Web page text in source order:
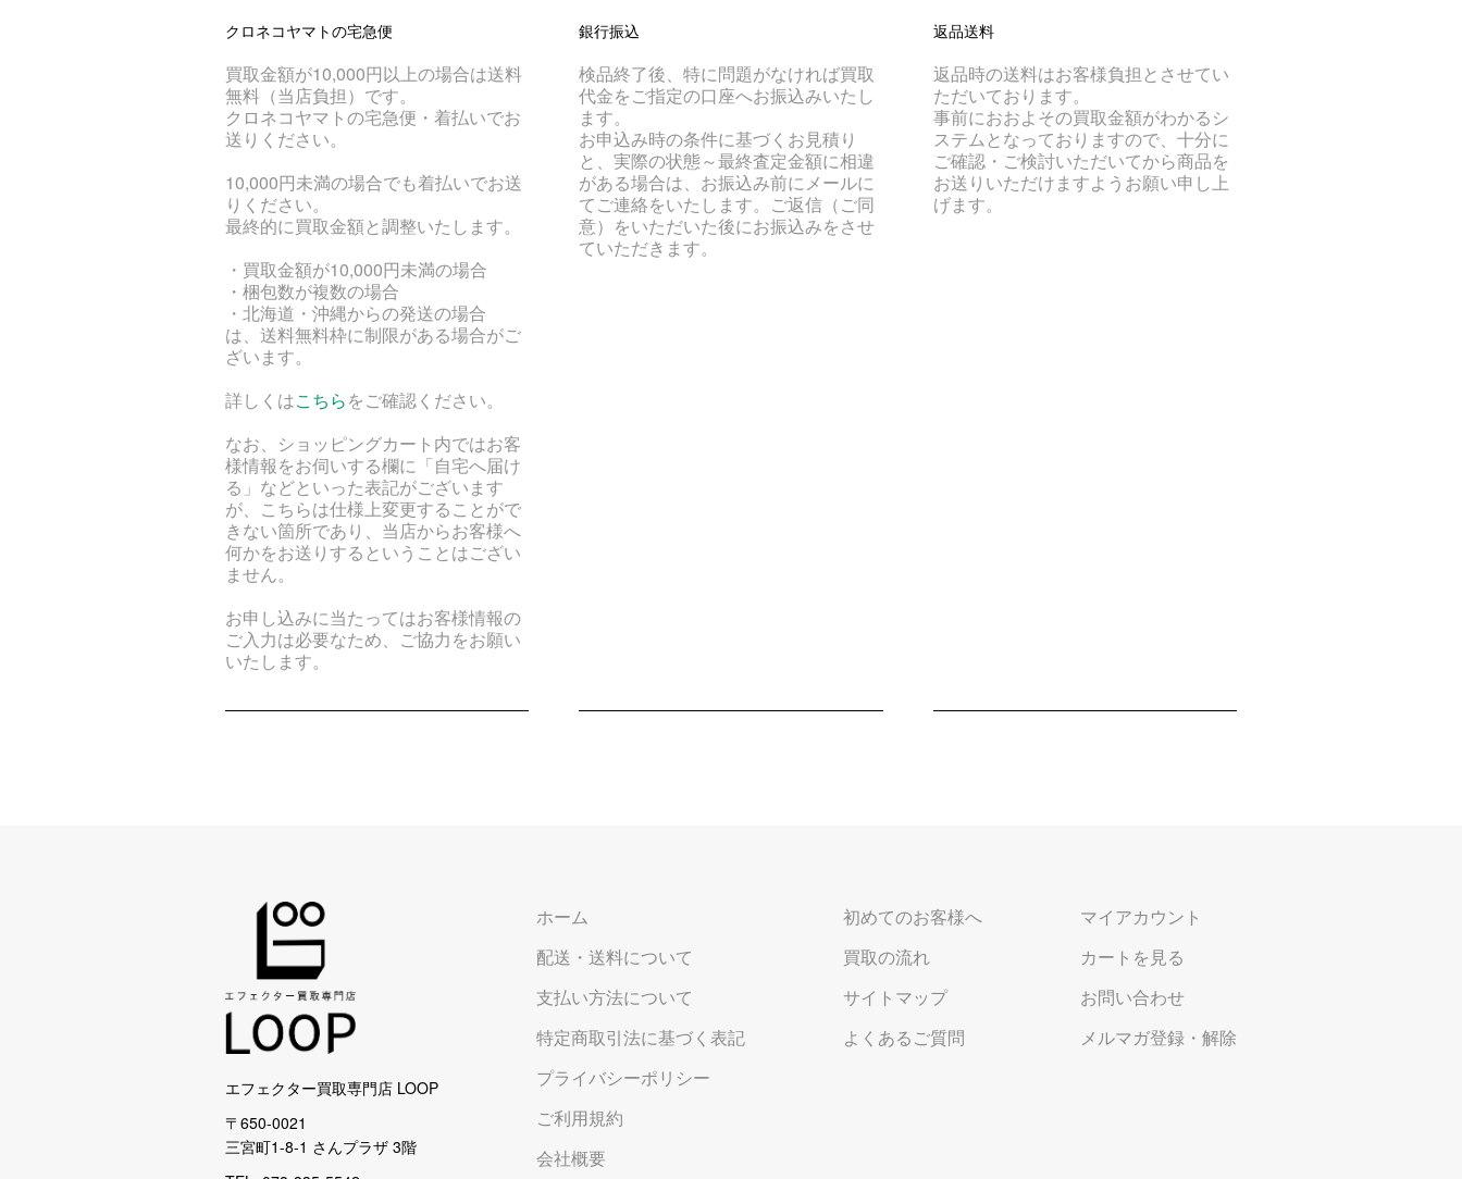
クロネコヤマトの宅急便
買取金額が10,000円以上の場合は送料
無料（当店負担）です。
クロネコヤマトの宅急便・着払いでお
送りください。
10,000円未満の場合でも着払いでお送
りください。
最終的に買取金額と調整いたします。
・買取金額が10,000円未満の場合
・梱包数が複数の場合
・北海道・沖縄からの発送の場合
は、送料無料枠に制限がある場合がご
ざいます。
詳しくはこちらをご確認ください。
なお、ショッピングカート内ではお客
様情報をお伺いする欄に「自宅へ届け
る」などといった表記がございます
が、こちらは仕様上変更することがで
きない箇所であり、当店からお客様へ
何かをお送りするということはござい
ません。
お申し込みに当たってはお客様情報の
ご入力は必要なため、ご協力をお願い
いたします。
銀行振込
検品終了後、特に問題がなければ買取
代金をご指定の口座へお振込みいたし
ます。
お申込み時の条件に基づくお見積り
と、実際の状態～最終査定金額に相違
がある場合は、お振込み前にメールに
てご連絡をいたします。ご返信（ご同
意）をいただいた後にお振込みをさせ
ていただきます。
返品送料
返品時の送料はお客様負担とさせてい
ただいております。
事前におおよその買取金額がわかるシ
ステムとなっておりますので、十分に
ご確認・ご検討いただいてから商品を
お送りいただけますようお願い申し上
げます。
エフェクター買取専門店 LOOP
〒650-0021
三宮町1-8-1 さんプラザ 3階
ホーム
配送・送料について
支払い方法について
特定商取引法に基づく表記
プライバシーポリシー
ご利用規約
会社概要
初めてのお客様へ
買取の流れ
サイトマップ
よくあるご質問
マイアカウント
カートを見る
お問い合わせ
メルマガ登録・解除